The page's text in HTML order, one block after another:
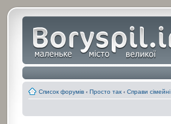
Список форумів ‹ Просто так ‹ Справи сімейні